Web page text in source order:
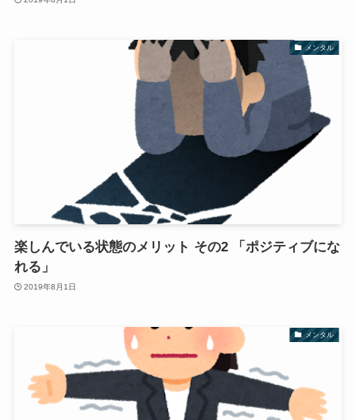
メンタル
楽しんでいる状態のメリット その2 「ポジティブにな
れる」
2019年8月1日
メンタル